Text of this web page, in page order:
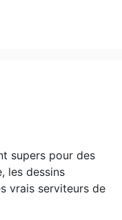
supers pour des
les dessins
vrais serviteurs de